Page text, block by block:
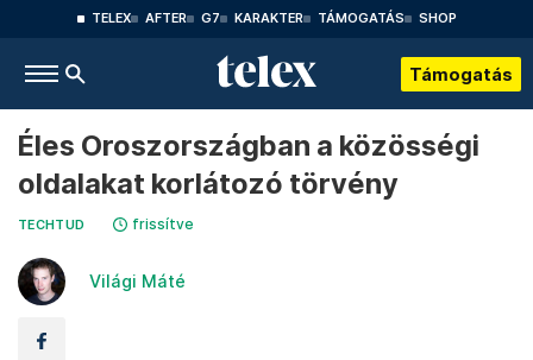
TELEX AFTER G7 KARAKTER TÁMOGATÁS SHOP
Támogatás
Éles Oroszországban a közösségi
oldalakat korlátozó törvény
TECHTUD frissítve
Világi Máté